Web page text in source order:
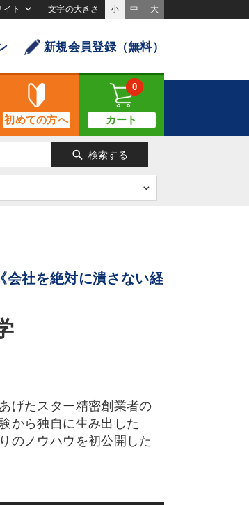
ト 文字の大きさ 小 中 大
新規会員登録（無料）
初めての方へ カート
0
search 検索する
会社を絶対に潰さない経
げたスター精密創業者の
から独自に生み出した
のノウハウを初公開した